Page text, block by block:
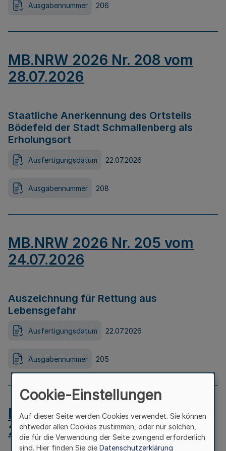
Ausgabennummer 206
MB.NRW 2026 Nr. 208 vom
28.07.2026
Staatliche Anerkennung des Ortsteils
Bödefeld der Stadt Schmallenberg als
Erholungsort
Ausfertigungsdatum 22.07.2026
Ausgabennummer 208
MB.NRW 2026 Nr. 205 vom
24.07.2026
Auszeichnung für Rettung aus
Lebensgefahr
Ausfertigungsdatum 22.07.2026
Ausgabennummer 205
MB.NRW 2026 Nr. 204 vom
24.07.2026
Cookie-Einstellungen
Auf dieser Seite werden Cookies verwendet. Sie können
entweder allen Cookies zustimmen, oder nur solchen,
die für die Verwendung der Seite zwingend erforderlich
sind. Hier finden Sie die Datenschutzerklärung